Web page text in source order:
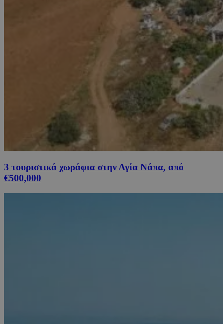
3 τουριστικά χωράφια στην Αγία Νάπα, από
€500,000